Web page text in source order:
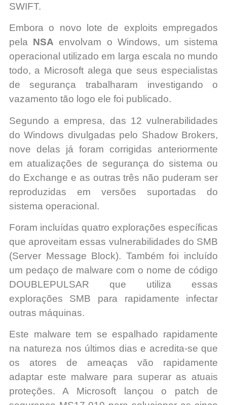
SWIFT.
Embora o novo lote de exploits empregados
pela NSA envolvam o Windows, um sistema
operacional utilizado em larga escala no mundo
todo, a Microsoft alega que seus especialistas
de segurança trabalharam investigando o
vazamento tão logo ele foi publicado.
Segundo a empresa, das 12 vulnerabilidades
do Windows divulgadas pelo Shadow Brokers,
nove delas já foram corrigidas anteriormente
em atualizações de segurança do sistema ou
do Exchange e as outras três não puderam ser
reproduzidas em versões suportadas do
sistema operacional.
Foram incluídas quatro explorações específicas
que aproveitam essas vulnerabilidades do SMB
(Server Message Block). Também foi incluído
um pedaço de malware com o nome de código
DOUBLEPULSAR que utiliza essas
explorações SMB para rapidamente infectar
outras máquinas.
Este malware tem se espalhado rapidamente
na natureza nos últimos dias e acredita-se que
os atores de ameaças vão rapidamente
adaptar este malware para superar as atuais
proteções. A Microsoft lançou o patch de